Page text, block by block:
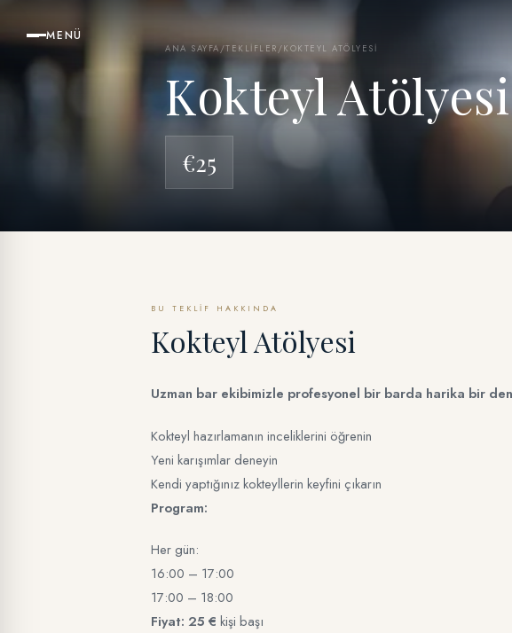
MENÜ
ANA SAYFA/TEKLIFLER /KOKTEYL ATÖLYESI
Kokteyl Atölyesi
€25
BU TEKLIF HAKKINDA
Kokteyl Atölyesi
Uzman bar ekibimizle profesyonel bir barda harika bir
Kokteyl hazırlamanın inceliklerini öğrenin
Yeni karışımlar deneyin
Kendi yaptığınız kokteyllerin keyfini çıkarın
Program:
Her gün:
16:00 – 17:00
17:00 – 18:00
Fiyat: 25 € kişi başı